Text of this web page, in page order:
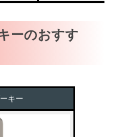
ーのおすす
キー